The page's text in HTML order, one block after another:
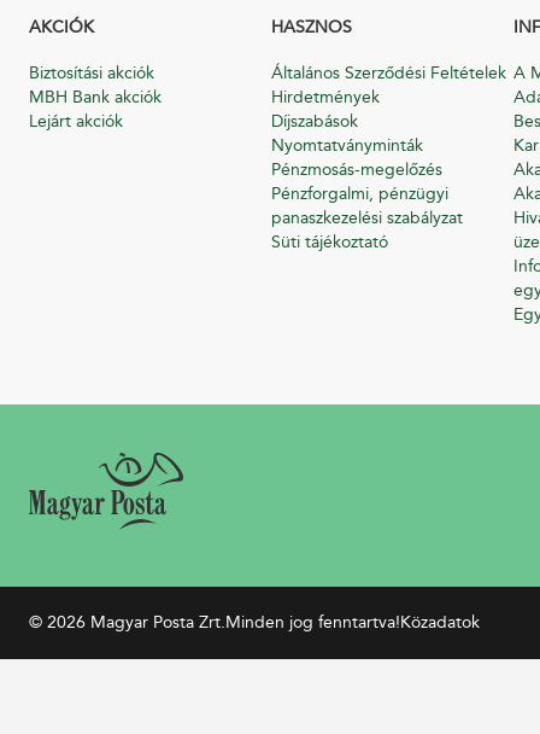
AKCIÓK
Biztosítási akciók
MBH Bank akciók
Lejárt akciók
HASZNOS
Általános Szerződési Feltételek
Hirdetmények
Díjszabások
Nyomtatványminták
Pénzmosás-megelőzés
Pénzforgalmi, pénzügyi
panaszkezelési szabályzat
Süti tájékoztató
A
© 2026 Magyar Posta Zrt.Minden jog fenntartva!Közadatok